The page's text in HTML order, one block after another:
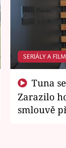
SERIÁLY A
Zarazilo
smlouvě